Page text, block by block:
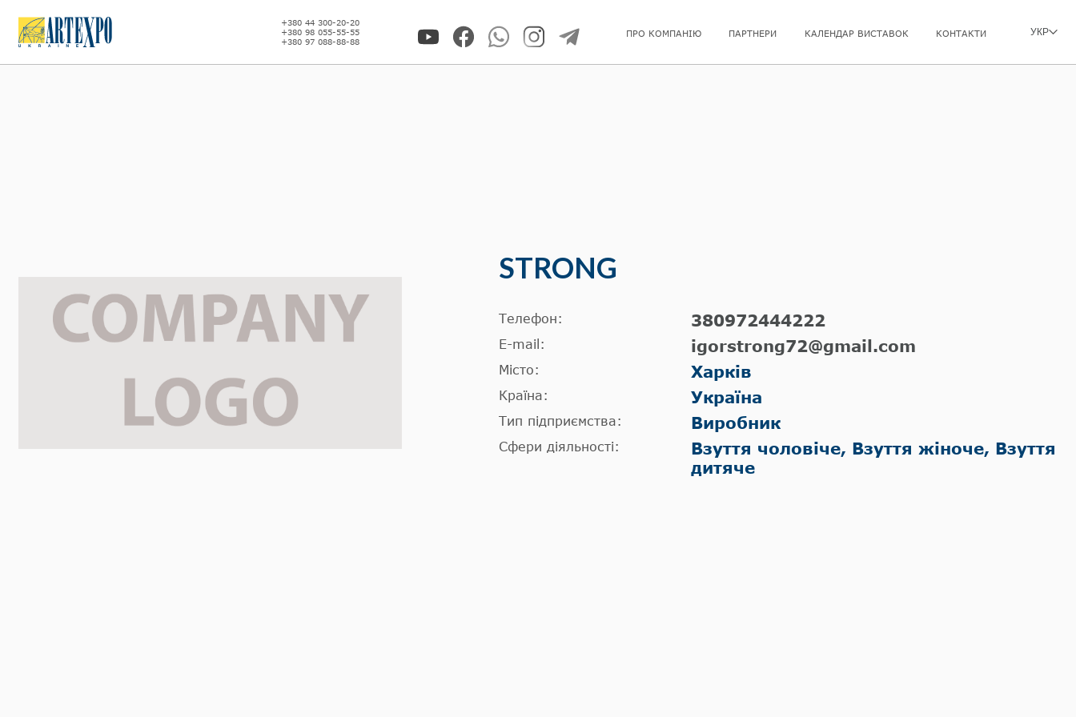
+380 44 300-20-20
+380 98 055-55-55
+380 97 088-88-88
ПРО КОМПАНІЮ ПАРТНЕРИ КАЛЕНДАР ВИСТАВОК КОНТАКТИ УКР
STRONG
Телефон: 380972444222
E-mail: igorstrong72@gmail.com
Місто: Харків
Країна: Україна
Тип підприємства: Виробник
Сфери діяльності:
Взуття чоловіче, Взуття жіноче, Взуття
дитяче